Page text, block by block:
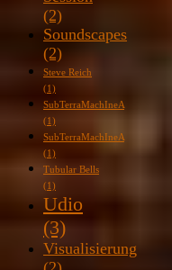
(2)
Soundscapes
(2)
Steve Reich
(1)
SubTerraMachIneA
(1)
SubTerraMachIneA
(1)
Tubular Bells
(1)
Udio
(3)
Visualisierung